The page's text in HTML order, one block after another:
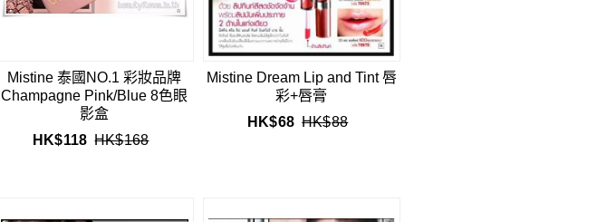
Mistine 泰國NO.1 彩妝品牌
Champagne Pink/Blue 8色眼
影盒
HK$118 HK$168
Mistine Dream Lip and Tint 唇
彩+唇膏
HK$68 HK$88